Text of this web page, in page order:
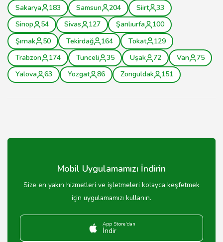
Sakarya
183 Samsun 204 Siirt
33
Sinop
54 Sivas 127 Şanlıurfa
100
Şırnak
50 Tekirdağ 164 Tokat
129
Trabzon
174 Tunceli 35 Uşak 72 Van
75
Yalova
63 Yozgat 86 Zonguldak 151
Mobil Uygulamamızı İndirin
Size en yakın hizmetleri ve işletmeleri kolayca keşfetmek
için uygulamamızı kullanın.
App Store'dan
İndir